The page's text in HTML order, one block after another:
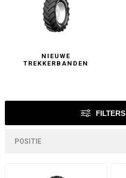
NIEUWE
TREKKERBANDEN
FILTERS